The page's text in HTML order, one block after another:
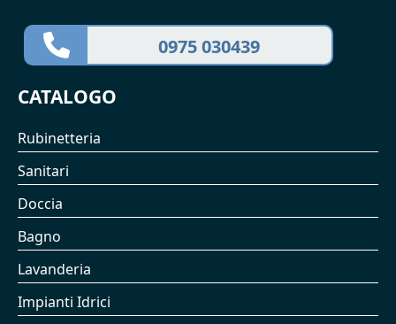
0975 030439
CATALOGO
Rubinetteria
Sanitari
Doccia
Bagno
Lavanderia
Impianti Idrici